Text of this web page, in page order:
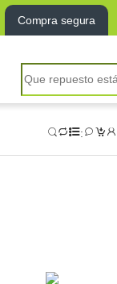
Compra segura